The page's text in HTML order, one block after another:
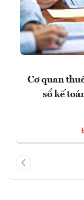
Cơ quan
sổ kế